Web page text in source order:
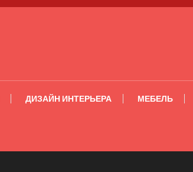
ДИЗАЙН ИНТЕРЬЕРА МЕБЕЛЬ